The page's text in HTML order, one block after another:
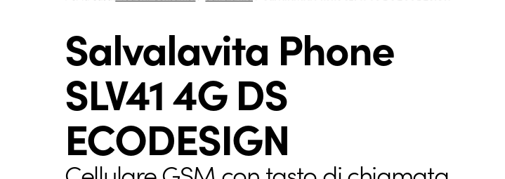
Salvalavita Phone
SLV41 4G DS
ECODESIGN